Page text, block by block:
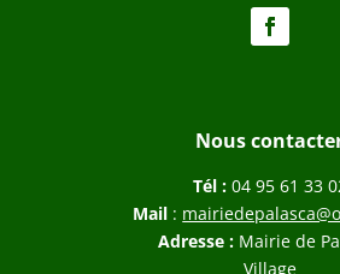
Nous
Tél : 04 95 61 33
Mail :
Adresse : Mairie de
Village